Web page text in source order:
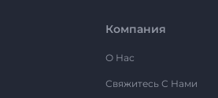
Компания
О Нас
Свяжитесь С Нами